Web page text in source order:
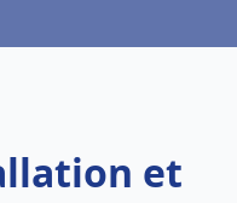
et